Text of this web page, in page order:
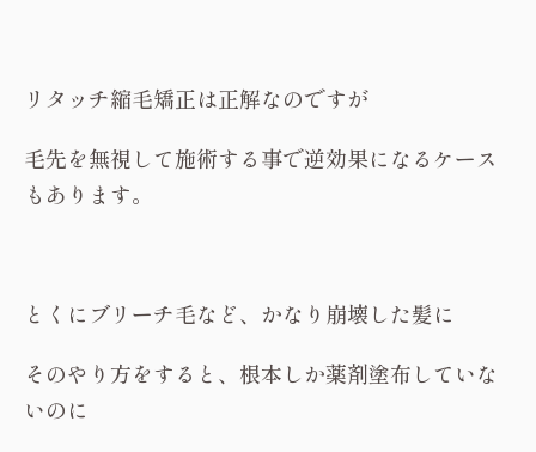
リタッチ縮毛矯正は正解なのですが
毛先を無視して施術する事で逆効果になるケース
もあります。
とくにブリーチ毛など、かなり崩壊した髪に
そのやり方をすると、根本しか薬剤塗布していな
いのに